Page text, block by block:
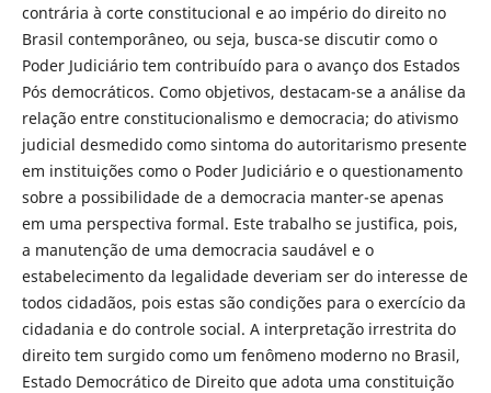
contrária à corte constitucional e ao império do direito no
Brasil contemporâneo, ou seja, busca-se discutir como o
Poder Judiciário tem contribuído para o avanço dos Estados
Pós democráticos. Como objetivos, destacam-se a análise da
relação entre constitucionalismo e democracia; do ativismo
judicial desmedido como sintoma do autoritarismo presente
em instituições como o Poder Judiciário e o questionamento
sobre a possibilidade de a democracia manter-se apenas
em uma perspectiva formal. Este trabalho se justifica, pois,
a manutenção de uma democracia saudável e o
estabelecimento da legalidade deveriam ser do interesse de
todos cidadãos, pois estas são condições para o exercício da
cidadania e do controle social. A interpretação irrestrita do
direito tem surgido como um fenômeno moderno no Brasil,
Estado Democrático de Direito que adota uma constituição